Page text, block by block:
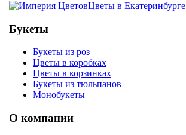
Цветы в Екатеринбурге
Букеты
Букеты из роз
Цветы в коробках
Цветы в корзинках
Букеты из тюльпанов
Монобукеты
О компании